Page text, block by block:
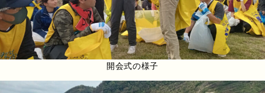
開会式の様子